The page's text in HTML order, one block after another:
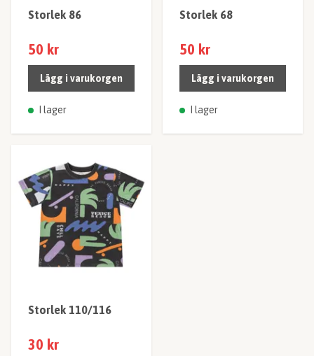
Storlek 86
50 kr
Lägg i varukorgen
I lager
Storlek 68
50 kr
Lägg i varukorgen
I lager
Storlek 110/116
30 kr